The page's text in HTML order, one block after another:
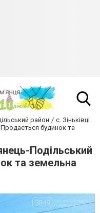
район
с. Зіньківці
будинок та
Подільський
та земельна